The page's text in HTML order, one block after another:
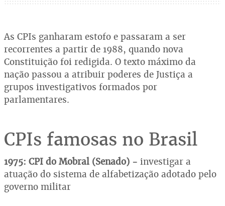
As CPIs ganharam estofo e passaram a ser
recorrentes a partir de 1988, quando nova
Constituição foi redigida. O texto máximo da
nação passou a atribuir poderes de Justiça a
grupos investigativos formados por
parlamentares.
CPIs famosas no Brasil
1975: CPI do Mobral (Senado) - investigar a
atuação do sistema de alfabetização adotado pelo
governo militar